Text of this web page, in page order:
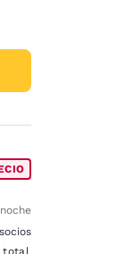
del total
total